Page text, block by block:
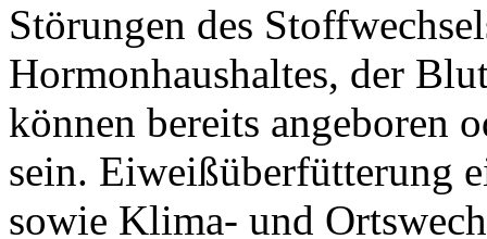
Störungen des
Hormonhaushaltes, der
können bereits angeboren
sein. Eiweißüberfütterung
sowie Klima- und